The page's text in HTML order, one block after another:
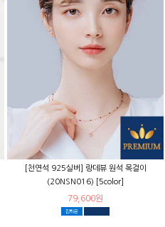
[천연석 925실버] 랑데뷰 원석 목걸이
(20NSN016) [5color]
79,600원